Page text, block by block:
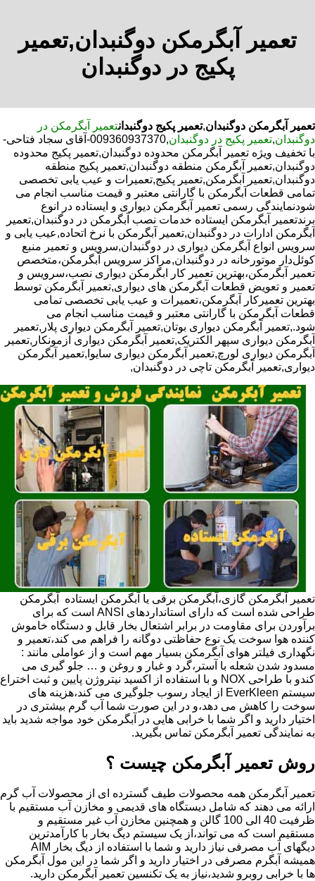
تعمیر آبگرمکن دوگنبدان,تعمیر
پکیج در دوگنبدان
تعمیر آبگرمکن دوگنبدان,تعمیر پکیج دوگنبدانتعمیر آبگرمکن در
دوگنبدان,تعمیر پکیج در دوگنبدان
,009360937370-آقای سجاد فتاحی-
با تخفیف ویژه تعمیر آبگرمکن محدوده دوگنبدان,تعمیر پکیج محدوده
دوگنبدان,تعمیر آبگرمکن منطقه دوگنبدان,تعمیر پکیج منطقه
دوگنبدان,تعمیر آبگرمکن,تعمیر پکیج,تعمیرات و عیب یابی تخصصی
تمامی قطعات آبگرمکن با گارانتی معتبر و قیمت مناسب انجام می
شودنمایندگی رسمی تعمیر آبگرمکن دیواری و ایستاده در انوع
برندتعمیر آبگرمکن ایستاده خدمات نصب آبگرمکن در دوگنبدان,تعمیر
آبگرمکن ادارات در دوگنبدان,تعمیر آبگرمکن با نرخ اتحاده,عیب یابی و
سرویس انواع آبگرمکن دیواری در دوگنبدان,سرویس و تعمیر منبع
کوئل‌دار موتورخانه در دوگنبدان,مراکز سرویس آبگرمکن،متخصص
تعمیر آبگرمکن،بهترین تعمیر کار ابگرمکن دیواری نصب،سرویس و
تعمیر و تعویض قطعات آبگرمکن های دیواری,تعمیر آبگرمکن توسط
بهترین تعمیرکار آبگرمکن،تعمیرات و عیب یابی تخصصی تمامی
قطعات آبگرمکن با گارانتی معتبر و قیمت مناسب انجام می
شود.,تعمیر آبگرمکن دیواری بوتان,تعمیر آبگرمکن دیواری پلار,تعمیر
آبگرمکن دیواری سپهر الکتریک,تعمیر آبگرمکن دیواری آزمونکار,تعمیر
آبگرمکن دیواری لورچ,تعمیر آبگرمکن دیواری سایوا,تعمیر آبگرمکن
دیواری,تعمیر آبگرمکن تاچی در دوگنبدان,
تعمیر آبگرمکن گازی،آبگرمکن برقی یا آبگرمکن ایستاده ​ آبگرمکن
طراحی شده است که دارای استانداردهای ANSI است که برای
برآوردن برای مقاومت در برابر اشتعال بخار قابل و دستگاه خاموش
کننده هوا سوخت یک نوع حفاظتی دوگانه را فراهم می کند،تعمیر و
نگهداری فیلتر هوای آبگرمکن بسیار مهم است و از عواملی مانند :
مسدود شدن شعله با آستر،گرد و غبار و روغن و … جلو گیری می
کندو با طراحی NOX و با استفاده از اکسید نیتروژن پایین و ثبت اختراع
سیستم EverKleen از ایجاد رسوب جلوگیری می کند،هزینه های
سوخت را کاهش می دهد،و در این صورت شما آب گرم بیشتری در
اختیار دارید و اگر شما با خرابی هایی در آبگرمکن خود مواجه شدید باید
به نمایندگی تعمیر آبگرمکن تماس بگیرید.
روش تعمیر آبگرمکن چیست ؟
تعمیر آبگرمکن همه محصولات طیف گسترده ای از محصولات آب گرم
ارائه می دهند که شامل دیستگاه های قدیمی و مخازن آب مستقیم با
ظرفیت 40 الی 100 گالن و همچنین مخازن آب غیر مستقیم و
مستقیم است که می تواند،از یک سیستم دیگ بخار با کارآمدترین
دیگهای آب مصرفی نیاز دارید و شما با استفاده از دیگ بخار AIM
همیشه آبگرم مصرفی در اختیار دارید و اگر شما در این مول آبگرمکن
ها با خرابی روبرو شدید،نیاز به یک تکنسین تعمیر آبگرمکن دارید.